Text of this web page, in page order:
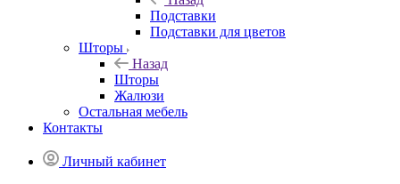
Подставки
Подставки для цветов
Шторы
Назад
Шторы
Жалюзи
Остальная мебель
Контакты
Личный кабинет